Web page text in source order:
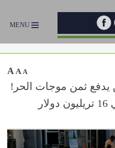
MENU
A A A
يدفع ثمن موجات الحر!